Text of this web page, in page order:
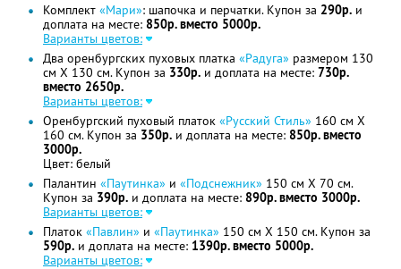
Комплект «Мари»: шапочка и перчатки. Купон за 290р. и
доплата на месте: 850р. вместо 5000р.
Варианты цветов:
Два оренбургских пуховых платка «Радуга» размером 130
см Х 130 см. Купон за 330р. и доплата на месте: 730р.
вместо 2650р.
Варианты цветов:
Оренбургский пуховый платок «Русский Стиль» 160 см Х
160 см. Купон за 350р. и доплата на месте: 850р. вместо
3000р.
Цвет: белый
Палантин «Паутинка» и «Подснежник» 150 см Х 70 см.
Купон за 390р. и доплата на месте: 890р. вместо 3000р.
Варианты цветов:
Платок «Павлин» и «Паутинка» 150 см Х 150 см. Купон за
590р. и доплата на месте: 1390р. вместо 5000р.
Варианты цветов: